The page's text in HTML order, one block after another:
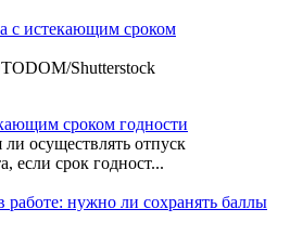
Shutterstoсk
сроком годности
осуществлять отпуск
если срок годност...